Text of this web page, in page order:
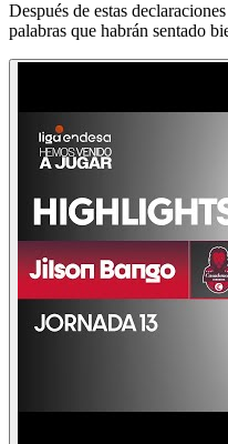
Después de estas
palabras que habrán sentado